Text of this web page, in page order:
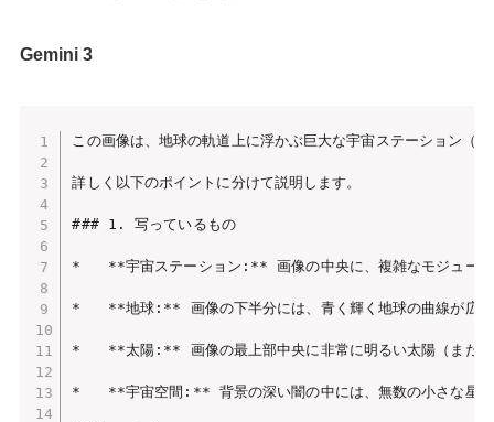
Gemini 3
この画像は、地球の軌道上に浮かぶ巨大な宇宙ステーション（
詳しく以下のポイントに分けて説明します。
### 1. 写っているもの
*   **宇宙ステーション:** 画像の中央に、複雑なモジュール
*   **地球:** 画像の下半分には、青く輝く地球の曲線が広が
*   **太陽:** 画像の最上部中央に非常に明るい太陽（または
*   **宇宙空間:** 背景の深い闇の中には、無数の小さな星々